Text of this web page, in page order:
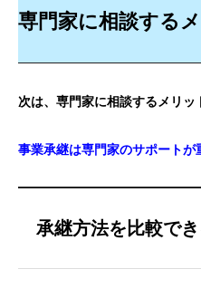
専門家に相談する
次は、専門家に相談するメリッ
事業承継は専門家のサポートが
承継方法を比較で